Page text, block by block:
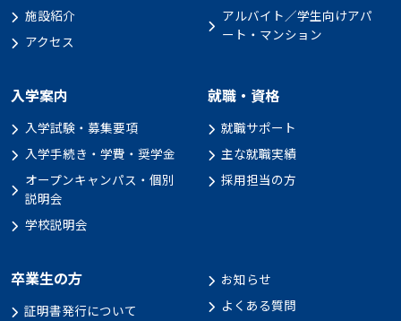
施設紹介
アクセス
アルバイト／学生向けアパ
ート・マンション
入学案内
入学試験・募集要項
入学手続き・学費・奨学金
オープンキャンパス・個別
説明会
学校説明会
就職・資格
就職サポート
主な就職実績
採用担当の方
卒業生の方
証明書発行について
お知らせ
よくある質問